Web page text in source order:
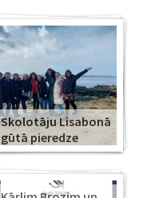
Skolotāju Lisabonā
gūtā pieredze